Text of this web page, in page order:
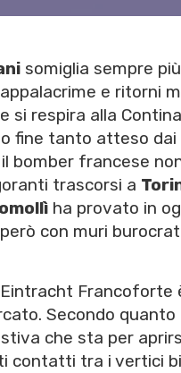
somiglia sempre
e ritorni
si respira alla
fine tanto atteso
bomber francese
trascorsi a
ha provato in
con muri
Secondo
che sta per
contatti tra i vertici